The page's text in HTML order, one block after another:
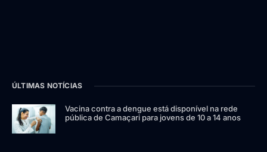
ÚLTIMAS NOTÍCIAS
Vacina contra a dengue está disponível na rede
pública de Camaçari para jovens de 10 a 14 anos